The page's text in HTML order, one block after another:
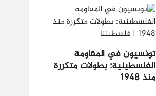
تونسيون في المقاومة
الفلسطينية: بطولات متكررة
منذ​ 1948